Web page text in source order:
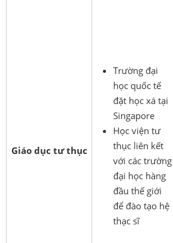
Giáo dục tư thục
Trường đại
học quốc tế
đặt học xá tại
Singapore
Học viện tư
thục liên kết
với các trường
đại học hàng
đầu thế giới
để đào tạo hệ
thạc sĩ